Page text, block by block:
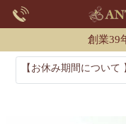
創業39
【お休み期間につい